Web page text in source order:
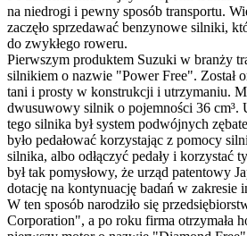
na niedrogi i pewny sposób transportu.
zaczęło sprzedawać benzynowe silniki,
do zwykłego roweru.
Pierwszym produktem Suzuki w branży
silnikiem o nazwie "Power Free". Został
tani i prosty w konstrukcji i utrzymaniu.
dwusuwowy silnik o pojemności 36 cm³.
tego silnika był system podwójnych
było pedałować korzystając z pomocy
silnika, albo odłączyć pedały i korzystać
był tak pomysłowy, że urząd patentowy
dotację na kontynuację badań w
W ten sposób narodziło się
Corporation", a po roku firma otrzymała